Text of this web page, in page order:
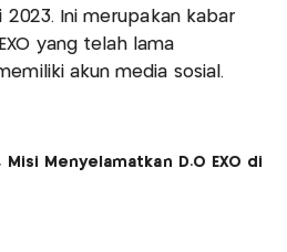
2023. Ini merupakan kabar
yang telah lama
akun media sosial.
Misi Menyelamatkan D.O EXO di